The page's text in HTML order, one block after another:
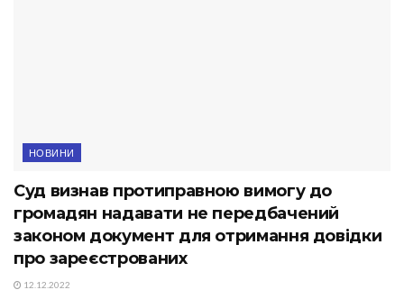
НОВИНИ
Суд визнав протиправною вимогу до
громадян надавати не передбачений
законом документ для отримання довідки
про зареєстрованих
12.12.2022